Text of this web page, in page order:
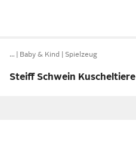
… Baby & Kind Spielzeug
Steiff Schwein Kuscheltiere